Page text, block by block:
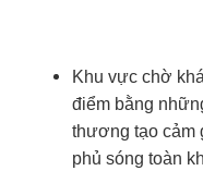
Khu vực chờ
điểm bằng
thương tạo cảm
phủ sóng toàn